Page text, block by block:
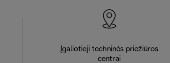
Įgaliotieji techninės priežiūros
centrai